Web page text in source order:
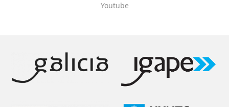
Youtube